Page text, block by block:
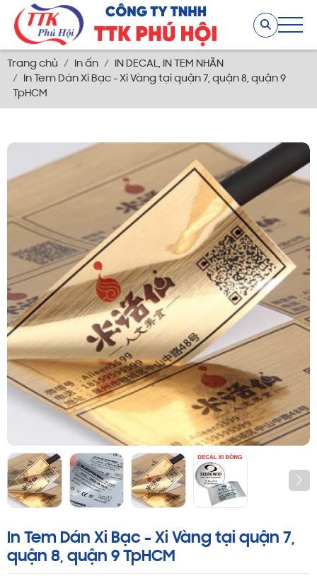
Trang chủ In ấn
IN DECAL, IN TEM NHÃN
In Tem Dán Xi Bạc - Xi Vàng tại quận 7, quận 8, quận 9
TpHCM
In Tem Dán Xi Bạc - Xi Vàng tại quận 7,
quận 8, quận 9 TpHCM